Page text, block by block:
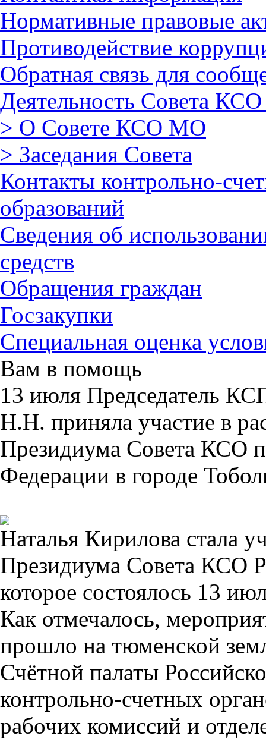
Нормативные правовые
Противодействие
Обратная связь для
Деятельность Совета
> О Совете КСО МО
> Заседания Совета
Контакты контрольно-
образований
Сведения об
средств
Обращения граждан
Госзакупки
Специальная оценка
Вам в помощь
13 июля Председатель
Н.Н. приняла участие в
Президиума Совета КСО
Федерации в городе
Наталья Кирилова стала
Президиума Совета КСО
которое состоялось 13
Как отмечалось,
прошло на тюменской
Счётной палаты
контрольно-счетных
рабочих комиссий и